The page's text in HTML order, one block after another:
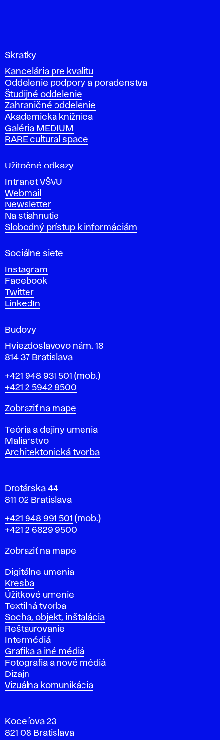
V
s
o
k
á
š
k
o
a
ý
t
v
a
r
ý
c
h
u
m
e
í
v
r
a
i
l
a
v
Skratky
Kancelária pre kvalitu
Oddelenie podpory a poradenstva
Študijné oddelenie
Zahraničné oddelenie
Akademická knižnica
Galéria MEDIUM
RARE cultural space
Užitočné odkazy
Intranet VŠVU
Webmail
Newsletter
Na stiahnutie
Slobodný prístup k informáciám
Sociálne siete
Instagram
Facebook
Twitter
LinkedIn
Budovy
Hviezdoslavovo nám. 18
814 37 Bratislava
Telefón
+421 948 931 501 (mob.)
+421 2 5942 8500
Mapa
Zobraziť na mape
Katedry
Teória a dejiny umenia
Maliarstvo
Architektonická tvorba
Drotárska 44
811 02 Bratislava
Telefón
+421 948 991 501 (mob.)
+421 2 6829 9500
Mapa
Zobraziť na mape
Katedry
Digitálne umenia
Kresba
Úžitkové umenie
Textilná tvorba
Socha, objekt, inštalácia
Reštaurovanie
Intermédiá
Grafika a iné médiá
Fotografia a nové médiá
Dizajn
Vizuálna komunikácia
Koceľova 23
821 08 Bratislava